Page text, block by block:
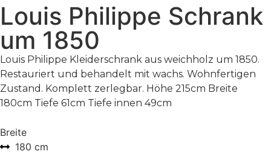
Louis Philippe Schrank
um 1850
Louis Philippe Kleiderschrank aus weichholz um 1850.
Restauriert und behandelt mit wachs. Wohnfertigen
Zustand. Komplett zerlegbar. Höhe 215cm Breite
180cm Tiefe 61cm Tiefe innen 49cm
Breite
180 cm